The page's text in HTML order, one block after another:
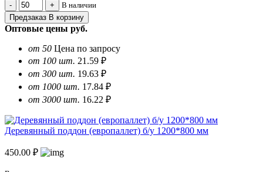
В наличии
Предзаказ В корзину
Оптовые цены руб.
от 50 Цена по запросу
от 100 шт. 21.59 ₽
от 300 шт. 19.63 ₽
от 1000 шт. 17.84 ₽
от 3000 шт. 16.22 ₽
Деревянный поддон (европаллет) б/у 1200*800 мм
450.00 ₽